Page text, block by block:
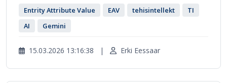
Entrity Attribute Value EAV tehisintellekt
TI
AI
Gemini
15.03.2026 13:16:38 | Erki Eessaar